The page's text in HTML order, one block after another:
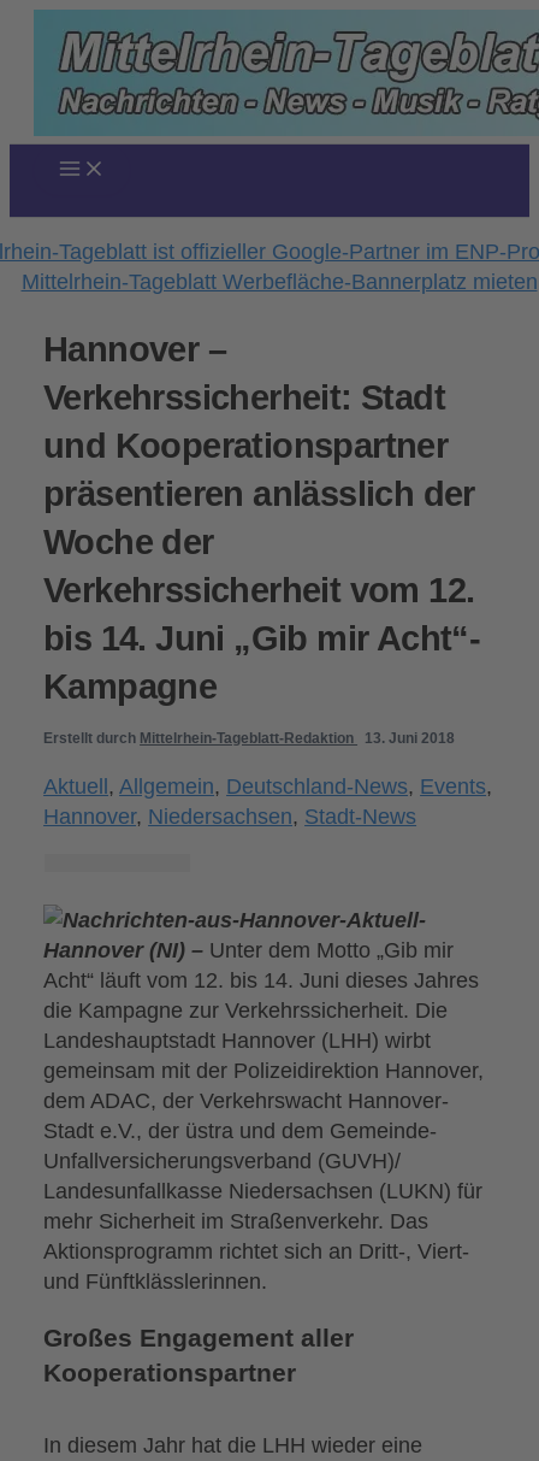
Inhalt
springen
Hannover –
Verkehrssicherheit: Stadt
und Kooperationspartner
präsentieren anlässlich der
Woche der
Verkehrssicherheit vom 12.
bis 14. Juni „Gib mir Acht“-
Kampagne
Erstellt durch Mittelrhein-Tageblatt-Redaktion 13. Juni 2018
Aktuell,Allgemein, Deutschland-News, Events,
Hannover, Niedersachsen, Stadt-News
Hannover (NI) – Unter dem Motto „Gib mir
Acht“ läuft vom 12. bis 14. Juni dieses Jahres
die Kampagne zur Verkehrssicherheit. Die
Landeshauptstadt Hannover (LHH) wirbt
gemeinsam mit der Polizeidirektion Hannover,
dem ADAC, der Verkehrswacht Hannover-
Stadt e.V., der üstra und dem Gemeinde-
Unfallversicherungsverband (GUVH)/
Landesunfallkasse Niedersachsen (LUKN) für
mehr Sicherheit im Straßenverkehr. Das
Aktionsprogramm richtet sich an Dritt-, Viert-
und Fünftklässlerinnen.
Großes Engagement aller
Kooperationspartner
In diesem Jahr hat die LHH wieder eine